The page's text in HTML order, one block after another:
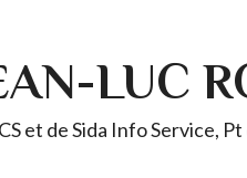
LUC
et de Sida Info Service,